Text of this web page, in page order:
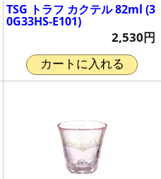
TSG トラフ カクテル 82ml (3
0G33HS-E101)
2,530円
カートに入れる